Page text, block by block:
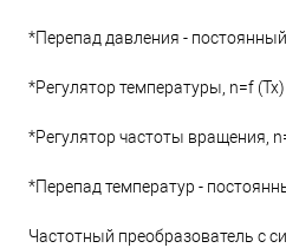
*Перепад давления -
*Регулятор температуры, n=f (Tx)
*Регулятор частоты вращения,
*Перепад температур -
Частотный преобразователь с